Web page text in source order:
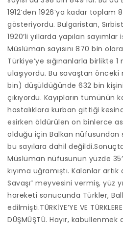
1912’den 1926’ya kadar toplam
gösteriyordu. Bulgaristan,
1920’li yıllarda yapılan
Müslüman sayısını 870 bin
Türkiye’ye sığınanlarla birlikte
ulaşıyordu. Bu savaştan
bin) düşüldüğünde 632 bin
çıkıyordu. Kayıpların tümünün
hastalıklara kurban gittiği
esirken öldürülen on binlerce
olduğu için Balkan nüfusundan
bu sayılara dahil
Müslüman nüfusunun yüzde
kıyıma uğramıştı. Kalanlar artık
Savaşı” meyvesini vermiş, yüz
hareketi sonucunda Türkler,
edilmişti.TÜRKİYE’YE VE
DÜŞMÜŞTÜ. Hayır,